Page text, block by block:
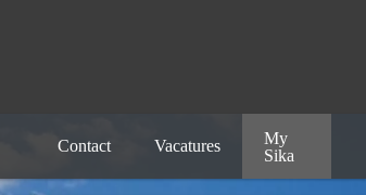
Contact Vacatures
My
Sika